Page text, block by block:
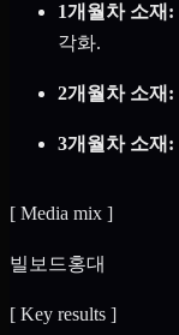
1개월차 소재:
각화.
2개월차 소재:
3개월차 소재:
[ Media mix ]
빌보드홍대
[ Key results ]